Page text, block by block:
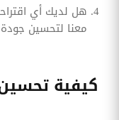
هل لديك أي
معنا لتحسين
كيفية